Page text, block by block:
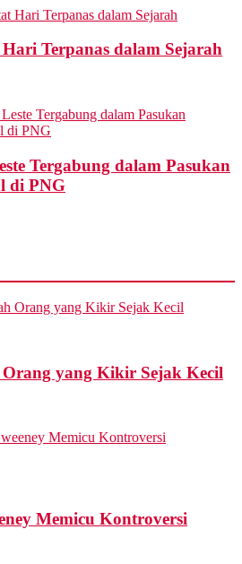
Terpanas dalam Sejarah
Tergabung dalam Pasukan
di PNG
yang Kikir Sejak Kecil
Memicu Kontroversi